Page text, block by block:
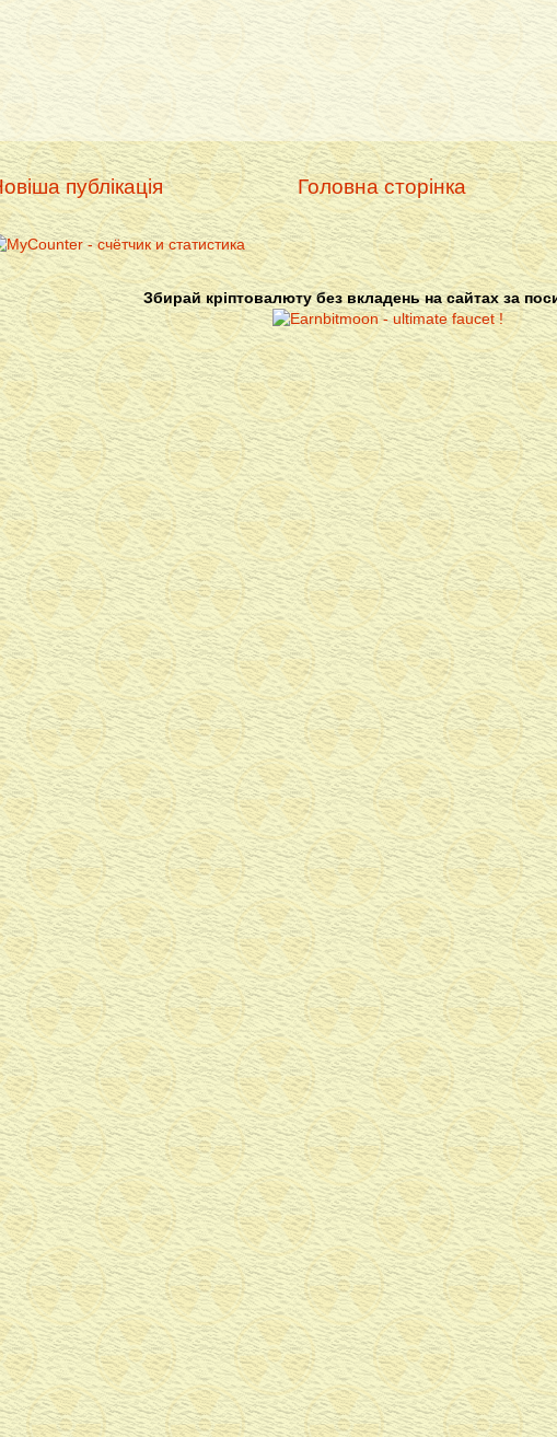
публікація Головна сторінка
Збирай кріптовалюту без вкладень на сайтах за